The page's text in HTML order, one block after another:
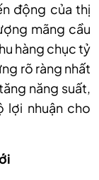
động của thị
mãng cầu
hàng chục tỷ
rõ ràng nhất
năng suất,
nhuận cho